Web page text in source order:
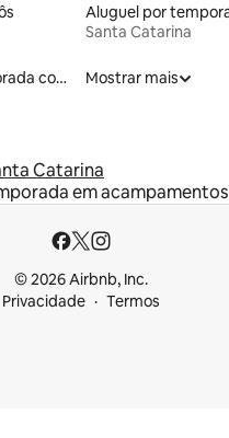
Santa Catarina
Aluguéis por temporada com caiaque
Mostrar mais
Catarina
em acampamentos
© 2026 Airbnb, Inc.
Privacidade
Termos